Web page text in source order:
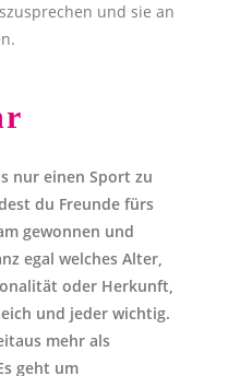
und sie an
nur einen Sport zu
du Freunde fürs
gewonnen und
egal welches Alter,
oder Herkunft,
und jeder wichtig.
mehr als
geht um